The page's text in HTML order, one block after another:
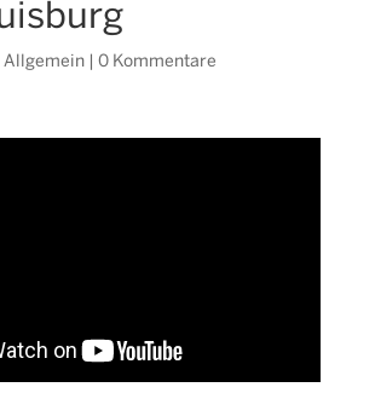
Allgemein| 0 Kommentare